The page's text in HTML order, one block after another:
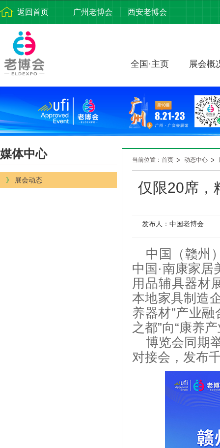
返回首页 广州老博会 西安老博会
全国·主页 展会概
媒体中心
》 展会动态
当前位置：首页 动态中心
仅限20席，
发布人：中国老博会
中国（赣州
中国·南康家居
用品辅具器材
本地家具制造
养器材”产业
之都”向“康养
博览会同期
对接会，发布